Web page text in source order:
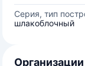
Серия, тип
шлакоблочный